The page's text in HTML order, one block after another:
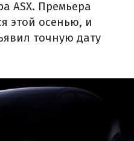
ASX. Премьера
этой осенью, и
точную дату